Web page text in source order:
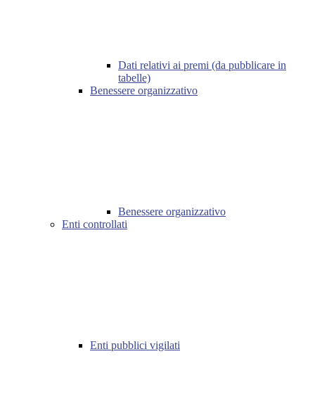
Dati relativi ai premi (da pubblicare in
tabelle)
Benessere organizzativo
Benessere organizzativo
Enti controllati
Enti pubblici vigilati